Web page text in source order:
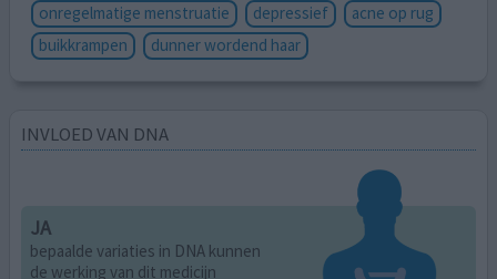
onregelmatige menstruatie
depressief
acne op rug
buikkrampen
dunner wordend haar
INVLOED VAN DNA
JA
bepaalde variaties in DNA kunnen
de werking van dit medicijn